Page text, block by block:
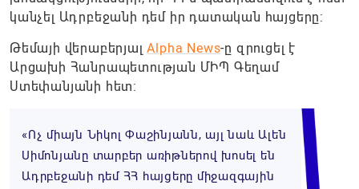
կանչել Ադրբեջանի դեմ իր դատական հայցերը:
Թեմայի վերաբերյալAlpha News-ը զրուցել է
Արցախի Հանրապետության ՄԻՊ Գեղամ
Ստեփանյանի հետ:
«Ոչ միայն Նիկոլ Փաշինյանն, այլ նաև Ալեն
Սիմոնյանը տարբեր առիթներով խոսել են
Ադրբեջանի դեմ ՀՀ հայցերը միջազգային